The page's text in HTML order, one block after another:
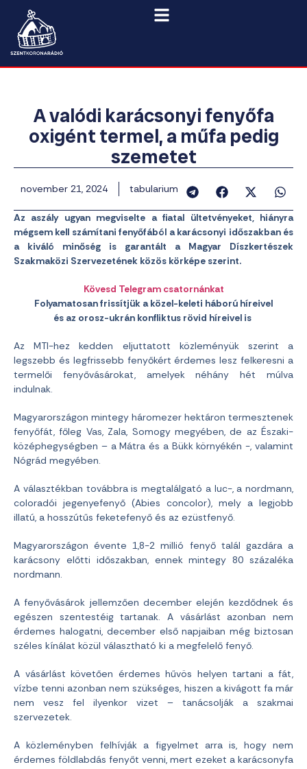
A valódi karácsonyi fenyőfa
oxigént termel, a műfa pedig
szemetet
november 21, 2024 tabularium
Az aszály ugyan megviselte a fiatal ültetvényeket, hiányra
mégsem kell számítani fenyőfából a karácsonyi időszakban és
a kiváló minőség is garantált a Magyar Díszkertészek
Szakmaközi Szervezetének közös körképe szerint.
Kövesd Telegram csatornánkat
Folyamatosan frissítjük a közel-keleti háború híreivel
és az orosz-ukrán konfliktus rövid híreivel is
Az MTI-hez kedden eljuttatott közleményük szerint a
legszebb és legfrissebb fenyőkért érdemes lesz felkeresni a
termelői fenyővásárokat, amelyek néhány hét múlva
indulnak.
Magyarországon mintegy háromezer hektáron termesztenek
fenyőfát, főleg Vas, Zala, Somogy megyében, de az Északi-
középhegységben – a Mátra és a Bükk környékén -, valamint
Nógrád megyében.
A választékban továbbra is megtalálgató a luc-, a nordmann,
coloradói jegenyefenyő (Abies concolor), mely a legjobb
illatú, a hosszútűs feketefenyő és az ezüstfenyő.
Magyarországon évente 1,8-2 millió fenyő talál gazdára a
karácsony előtti időszakban, ennek mintegy 80 százaléka
nordmann.
A fenyővásárok jellemzően december elején kezdődnek és
egészen szentestéig tartanak. A vásárlást azonban nem
érdemes halogatni, december első napjaiban még biztosan
széles kínálat közül választható ki a megfelelő fenyő.
A vásárlást követően érdemes hűvös helyen tartani a fát,
vízbe tenni azonban nem szükséges, hiszen a kivágott fa már
nem vesz fel ilyenkor vizet – tanácsolják a szakmai
szervezetek.
A közleményben felhívják a figyelmet arra is, hogy nem
érdemes földlabdás fenyőt venni, mert ezeket a karácsonyfa